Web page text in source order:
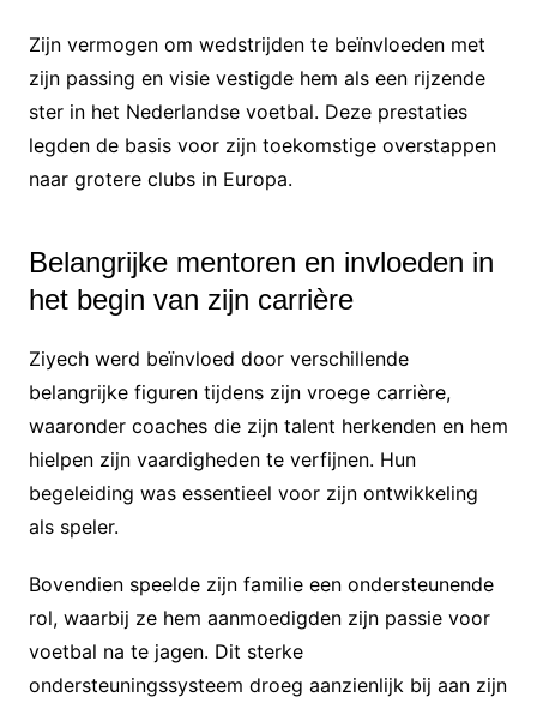
Zijn vermogen om wedstrijden te beïnvloeden met
zijn passing en visie vestigde hem als een rijzende
ster in het Nederlandse voetbal. Deze prestaties
legden de basis voor zijn toekomstige overstappen
naar grotere clubs in Europa.
Belangrijke mentoren en invloeden in
het begin van zijn carrière
Ziyech werd beïnvloed door verschillende
belangrijke figuren tijdens zijn vroege carrière,
waaronder coaches die zijn talent herkenden en hem
hielpen zijn vaardigheden te verfijnen. Hun
begeleiding was essentieel voor zijn ontwikkeling
als speler.
Bovendien speelde zijn familie een ondersteunende
rol, waarbij ze hem aanmoedigden zijn passie voor
voetbal na te jagen. Dit sterke
ondersteuningssysteem droeg aanzienlijk bij aan zijn